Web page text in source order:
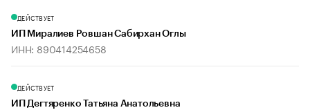
ДЕЙСТВУЕТ
ИП Миралиев Ровшан Сабирхан Оглы
ИНН: 890414254658
ДЕЙСТВУЕТ
ИП Дегтяренко Татьяна Анатольевна